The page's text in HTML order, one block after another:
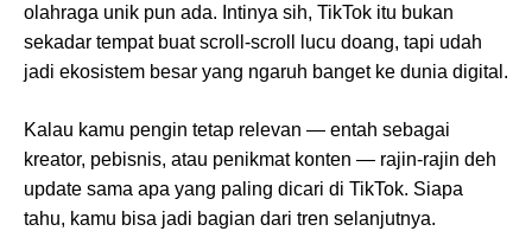
olahraga unik pun ada. Intinya sih, TikTok itu bukan
sekadar tempat buat scroll-scroll lucu doang, tapi udah
jadi ekosistem besar yang ngaruh banget ke dunia digital.
Kalau kamu pengin tetap relevan — entah sebagai
kreator, pebisnis, atau penikmat konten — rajin-rajin deh
update sama apa yang paling dicari di TikTok. Siapa
tahu, kamu bisa jadi bagian dari tren selanjutnya.